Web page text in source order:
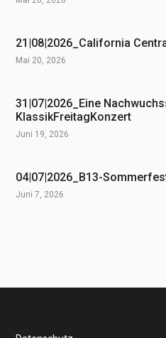
21|08|2026_California
Mai 20, 2026
31|07|2026_Eine
KlassikFreitagKonzert
Juni 19, 2026
04|07|2026_B13-
Juni 7, 2026